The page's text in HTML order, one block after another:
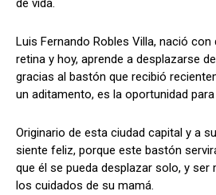
de vida.
Luis Fernando Robles Villa, nació
retina y hoy, aprende a desplazarse
gracias al bastón que recibió
un aditamento, es la oportunidad
Originario de esta ciudad capital y a
siente feliz, porque este bastón
que él se pueda desplazar solo, y ser
los cuidados de su mamá.